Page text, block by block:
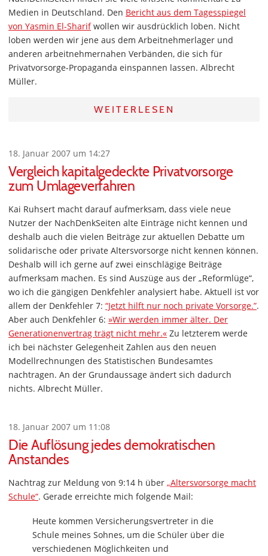
Medien in Deutschland. Den Bericht aus dem Tagesspiegel
von Yasmin El-Sharifwollen wir ausdrücklich loben. Nicht
loben werden wir jene aus dem Arbeitnehmerlager und
anderen arbeitnehmernahen Verbänden, die sich für
Privatvorsorge-Propaganda einspannen lassen. Albrecht
Müller.
WEITERLESEN
18. Januar 2007 um 14:27
Vergleich kapitalgedeckte Privatvorsorge
zum Umlageverfahren
Kai Ruhsert macht darauf aufmerksam, dass viele neue
Nutzer der NachDenkSeiten alte Einträge nicht kennen und
deshalb auch die vielen Beiträge zur aktuellen Debatte um
solidarische oder private Altersvorsorge nicht kennen können.
Deshalb will ich gerne auf zwei einschlägige Beiträge
aufmerksam machen. Es sind Auszüge aus der „Reformlüge“,
wo ich die gängigen Denkfehler analysiert habe. Aktuell ist vor
allem der Denkfehler 7: “Jetzt hilft nur noch private Vorsorge.”.
Aber auch Denkfehler 6: »Wir werden immer älter. Der
Generationenvertrag trägt nicht mehr.« Zu letzterem werde
ich bei nächster Gelegenheit Zahlen aus den neuen
Modellrechnungen des Statistischen Bundesamtes
nachtragen. An der Grundaussage ändert sich dadurch
nichts. Albrecht Müller.
18. Januar 2007 um 11:08
Die Auflösung jedes demokratischen
Anstandes
Nachtrag zur Meldung von 9:14 h über „Altersvorsorge macht
Schule“. Gerade erreichte mich folgende Mail:
Heute kommen Versicherungsvertreter in die
Schule meines Sohnes, um die Schüler über die
verschiedenen Möglichkeiten und